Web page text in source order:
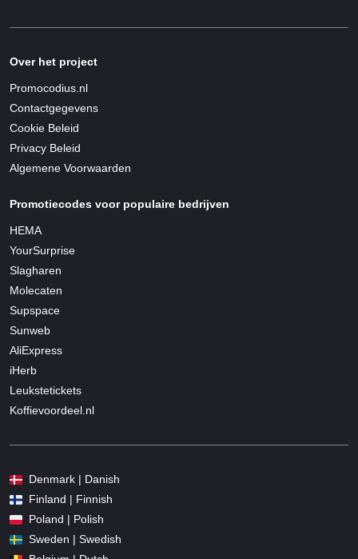
Over het project
Promocodius.nl
Contactgegevens
Cookie Beleid
Privacy Beleid
Algemene Voorwaarden
Promotiecodes voor populaire bedrijven
HEMA
YourSurprise
Slagharen
Molecaten
Supspace
Sunweb
AliExpress
iHerb
Leukstetickets
Koffievoordeel.nl
Denmark | Danish
Finland | Finnish
Poland | Polish
Sweden | Swedish